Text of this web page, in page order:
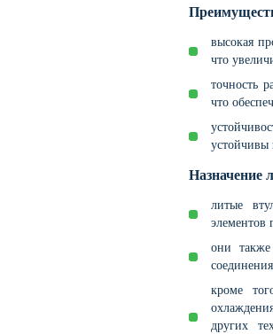
высокая
что
точность
что
устойчивы
Назначение
литые
элементов
они
кроме
других